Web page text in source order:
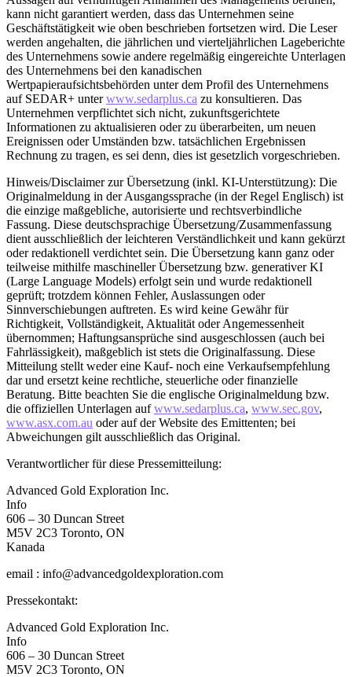
kann nicht garantiert werden, dass das Unternehmen seine
Geschäftstätigkeit wie oben beschrieben fortsetzen wird. Die Leser
werden angehalten, die jährlichen und vierteljährlichen Lageberichte
des Unternehmens sowie andere regelmäßig eingereichte Unterlagen
des Unternehmens bei den kanadischen
Wertpapieraufsichtsbehörden unter dem Profil des Unternehmens
auf SEDAR+ unterwww.sedarplus.ca zu konsultieren. Das
Unternehmen verpflichtet sich nicht, zukunftsgerichtete
Informationen zu aktualisieren oder zu überarbeiten, um neuen
Ereignissen oder Umständen bzw. tatsächlichen Ergebnissen
Rechnung zu tragen, es sei denn, dies ist gesetzlich vorgeschrieben.
Hinweis/Disclaimer zur Übersetzung (inkl. KI-Unterstützung): Die
Originalmeldung in der Ausgangssprache (in der Regel Englisch) ist
die einzige maßgebliche, autorisierte und rechtsverbindliche
Fassung. Diese deutschsprachige Übersetzung/Zusammenfassung
dient ausschließlich der leichteren Verständlichkeit und kann gekürzt
oder redaktionell verdichtet sein. Die Übersetzung kann ganz oder
teilweise mithilfe maschineller Übersetzung bzw. generativer KI
(Large Language Models) erfolgt sein und wurde redaktionell
geprüft; trotzdem können Fehler, Auslassungen oder
Sinnverschiebungen auftreten. Es wird keine Gewähr für
Richtigkeit, Vollständigkeit, Aktualität oder Angemessenheit
übernommen; Haftungsansprüche sind ausgeschlossen (auch bei
Fahrlässigkeit), maßgeblich ist stets die Originalfassung. Diese
Mitteilung stellt weder eine Kauf- noch eine Verkaufsempfehlung
dar und ersetzt keine rechtliche, steuerliche oder finanzielle
Beratung. Bitte beachten Sie die englische Originalmeldung bzw.
die offiziellen Unterlagen aufwww.sedarplus.ca, www.sec.gov,
www.asx.com.au oder auf der Website des Emittenten; bei
Abweichungen gilt ausschließlich das Original.
Verantwortlicher für diese Pressemitteilung:
Advanced Gold Exploration Inc.
Info
606 – 30 Duncan Street
M5V 2C3 Toronto, ON
Kanada
email : info@advancedgoldexploration.com
Pressekontakt:
Advanced Gold Exploration Inc.
Info
606 – 30 Duncan Street
M5V 2C3 Toronto, ON